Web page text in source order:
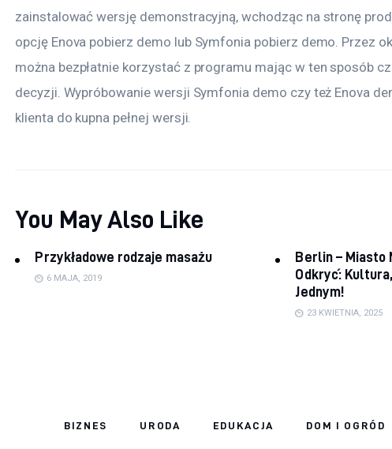
zainstalować wersję demonstracyjną, wchodząc na stronę
opcję Enova pobierz demo lub Symfonia pobierz demo. Przez
można bezpłatnie korzystać z programu mając w ten sposób
decyzji. Wypróbowanie wersji Symfonia demo czy też Enova
klienta do kupna pełnej wersji.
You May Also Like
Przykładowe rodzaje masażu
6 MAJA, 2019
Berlin – Miasto
Odkryć:
Jednym!
23 KWIETNIA, 2025
BIZNES URODA EDUKACJA DOM I OGRÓD